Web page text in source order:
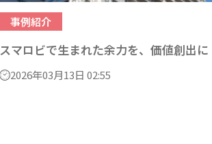
事例紹介
スマロビで生まれた余力を、価値創出に
2026年03月13日 02:55